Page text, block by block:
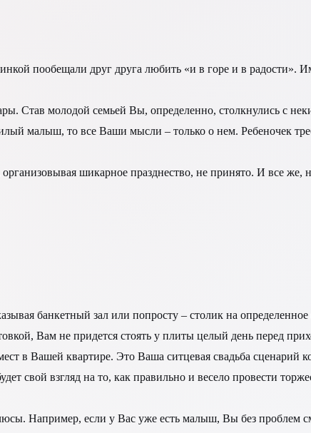
пообещали друг друга любить «и в горе и в радости».
Став молодой семьей Вы, определенно, столкнулись с
малыш, то все Ваши мысли – только о нем. Ребеночек
шикарное празднество, не принято. И все же,
банкетный зал или попросту – столик на
Вам не придется стоять у плиты целый день перед
в Вашей квартире. Это Ваша ситцевая свадьба сценарий
свой взгляд на то, как правильно и весело провести
Например, если у Вас уже есть малыш, Вы без проблем